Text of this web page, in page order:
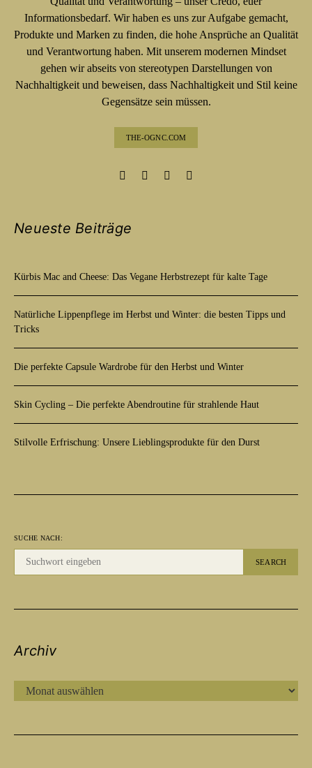
Informationsbedarf. Wir haben es uns zur Aufgabe gemacht,
Produkte und Marken zu finden, die hohe Ansprüche an Qualität
und Verantwortung haben. Mit unserem modernen Mindset
gehen wir abseits von stereotypen Darstellungen von
Nachhaltigkeit und beweisen, dass Nachhaltigkeit und Stil keine
Gegensätze sein müssen.
THE-OGNC.COM
Neueste Beiträge
Kürbis Mac and Cheese: Das Vegane Herbstrezept für kalte Tage
Natürliche Lippenpflege im Herbst und Winter: die besten Tipps und
Tricks
Die perfekte Capsule Wardrobe für den Herbst und Winter
Skin Cycling – Die perfekte Abendroutine für strahlende Haut
Stilvolle Erfrischung: Unsere Lieblingsprodukte für den Durst
SUCHE NACH:
SEARCH
Archiv